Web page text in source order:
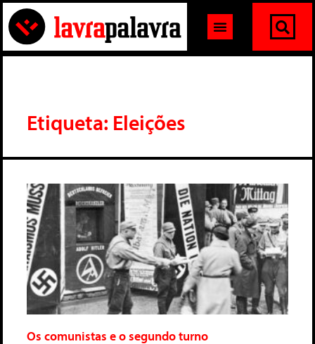
Etiqueta: Eleições
Os comunistas e o segundo turno